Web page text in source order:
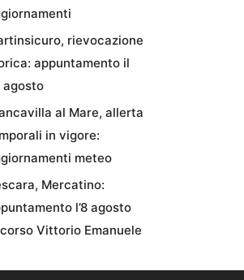
rievocazione
appuntamento il
agosto
al Mare, allerta
in vigore:
meteo
Mercatino:
l’8 agosto
Vittorio Emanuele